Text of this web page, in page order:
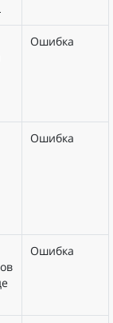
Ошибка
Ошибка
Ошибка